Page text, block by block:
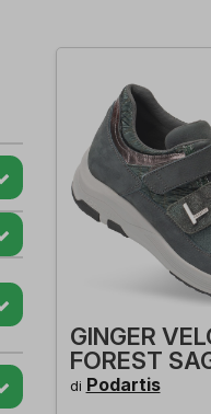
GINGER
FOREST
di Podartis